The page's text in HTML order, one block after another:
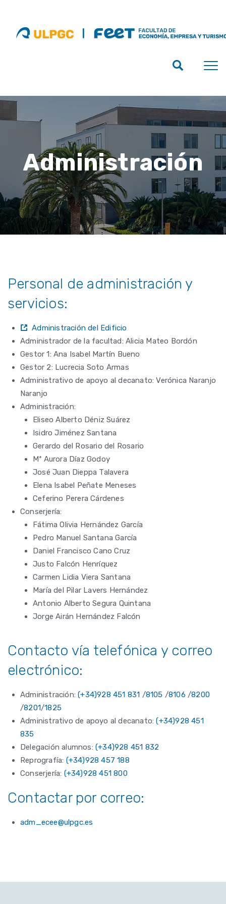
Administración
Personal de administración y
servicios:
Administración del Edificio
Administrador de la facultad: Alicia Mateo Bordón
Gestor 1: Ana Isabel Martín Bueno
Gestor 2: Lucrecia Soto Armas
Administrativo de apoyo al decanato: Verónica Naranjo
Naranjo
Administración:
Eliseo Alberto Déniz Suárez
Isidro Jiménez Santana
Gerardo del Rosario del Rosario
Mª Aurora Díaz Godoy
José Juan Dieppa Talavera
Elena Isabel Peñate Meneses
Ceferino Perera Cárdenes
Conserjería:
Fátima Olivia Hernández García
Pedro Manuel Santana García
Daniel Francisco Cano Cruz
Justo Falcón Henríquez
Carmen Lidia Viera Santana
María del Pilar Lavers Hernández
Antonio Alberto Segura Quintana
Jorge Airán Hernández Falcón
Contacto vía telefónica y correo
electrónico:
Administración: (+34)928 451 831 /8105 /8106 /8200
/8201/1825
Administrativo de apoyo al decanato:(+34)928 451
835
Delegación alumnos: (+34)928 451 832
Reprografía: (+34)928 457 188
Conserjería: (+34)928 451 800
Contactar por correo:
adm_ecee@ulpgc.es